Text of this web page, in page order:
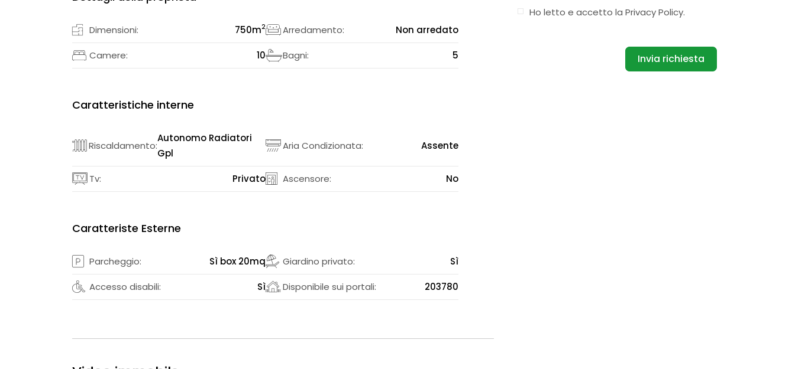
Dimensioni: 750m2 Arredamento: Non arredato
Camere: 10 Bagni: 5
Caratteristiche interne
Riscaldamento:
Autonomo Radiatori
Gpl
Aria Condizionata: Assente
Tv: Privato Ascensore: No
Caratteriste Esterne
Parcheggio: Sì box 20mq Giardino privato: Sì
Accesso disabili: Sì Disponibile sui portali: 203780
Ho letto e accetto laPrivacy Policy.
Invia richiesta